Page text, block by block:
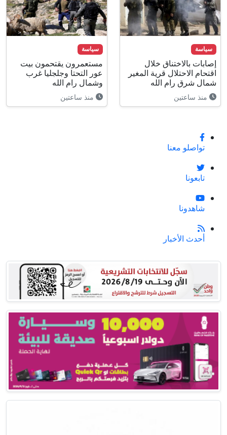
سياسة
إصابات بالاختناق خلال
اقتحام الاحتلال قرية المغير
شمال شرق رام الله
منذ ساعتين
سياسة
مستعمرون يقتحمون بيت
عور التحتا وجلجليا غرب
وشمال رام الله
منذ ساعتين
تواصلو معنا
تابعونا
شاهدونا
أحدث الأخبار